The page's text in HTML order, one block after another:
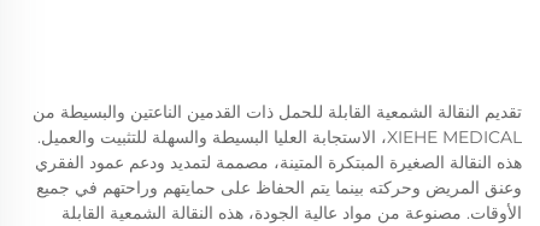
تقديم النقالة الشمعية القابلة للحمل ذات القدمين الناعتين والبسيطة من
XIEHE MEDICAL، الاستجابة العليا البسيطة والسهلة للتثبيت والعميل.
هذه النقالة الصغيرة المبتكرة المتينة، مصممة لتمديد ودعم عمود الفقري
وعنق المريض وحركته بينما يتم الحفاظ على حمايتهم وراحتهم في جميع
الأوقات. مصنوعة من مواد عالية الجودة، هذه النقالة الشمعية القابلة